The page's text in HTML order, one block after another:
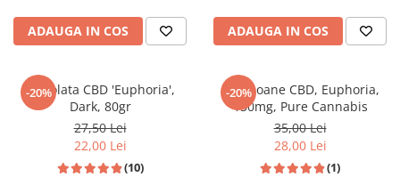
ADAUGA IN COS ADAUGA IN COS
-20%
Ciocolata CBD 'Euphoria',
Dark, 80gr
27,50 Lei
22,00 Lei
(10)
-20%
Bomboane CBD, Euphoria,
150mg, Pure Cannabis
35,00 Lei
28,00 Lei
(1)